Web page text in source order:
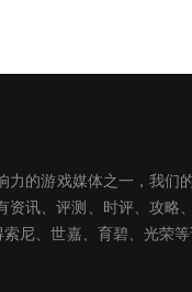
力的游戏媒体之一，我们
资讯、评测、时评、攻
尼、世嘉、育碧、光荣